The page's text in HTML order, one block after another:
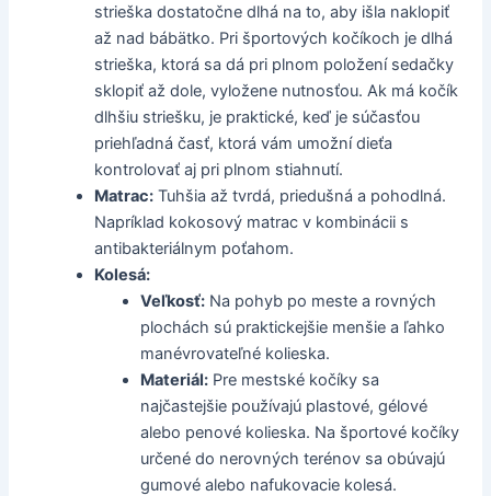
strieška dostatočne dlhá na to, aby išla naklopiť
až nad bábätko. Pri športových kočíkoch je dlhá
strieška, ktorá sa dá pri plnom položení sedačky
sklopiť až dole, vyložene nutnosťou. Ak má kočík
dlhšiu striešku, je praktické, keď je súčasťou
priehľadná časť, ktorá vám umožní dieťa
kontrolovať aj pri plnom stiahnutí.
Matrac: Tuhšia až tvrdá, priedušná a pohodlná.
Napríklad kokosový matrac v kombinácii s
antibakteriálnym poťahom.
Kolesá:
Veľkosť: Na pohyb po meste a rovných
plochách sú praktickejšie menšie a ľahko
manévrovateľné kolieska.
Materiál: Pre mestské kočíky sa
najčastejšie používajú plastové, gélové
alebo penové kolieska. Na športové kočíky
určené do nerovných terénov sa obúvajú
gumové alebo nafukovacie kolesá.